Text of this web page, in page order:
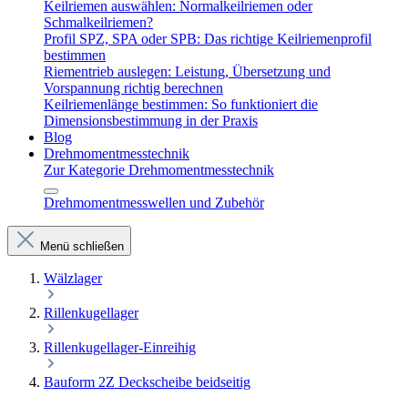
Keilriemen auswählen: Normalkeilriemen oder
Schmalkeilriemen?
Profil SPZ, SPA oder SPB: Das richtige Keilriemenprofil
bestimmen
Riementrieb auslegen: Leistung, Übersetzung und
Vorspannung richtig berechnen
Keilriemenlänge bestimmen: So funktioniert die
Dimensionsbestimmung in der Praxis
Blog
Drehmomentmesstechnik
Zur Kategorie Drehmomentmesstechnik
Drehmomentmesswellen und Zubehör
Menü schließen
Wälzlager
Rillenkugellager
Rillenkugellager-Einreihig
Bauform 2Z Deckscheibe beidseitig